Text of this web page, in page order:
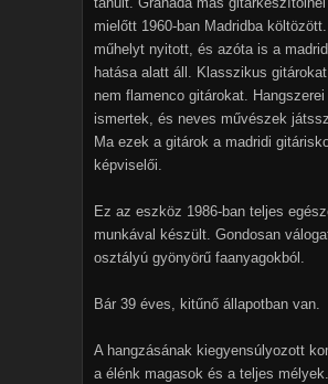
mielőtt 1960-ban Madridba
műhelyt nyitott, és azóta is a
hatása alatt áll. Klasszikus
nem flamenco gitárokat.
ismertek, és neves művészek
Ma ezek a gitárok a madridi
képviselői.
Ez az eszköz 1986-ban teljes
munkával készült. Gondosan
osztályú gyönyörű faanyagokból.
Bár 39 éves, kitűnő állapotban van.
A hangzásának kiegyensúlyozott
a élénk magasok és a teljes mélyek.